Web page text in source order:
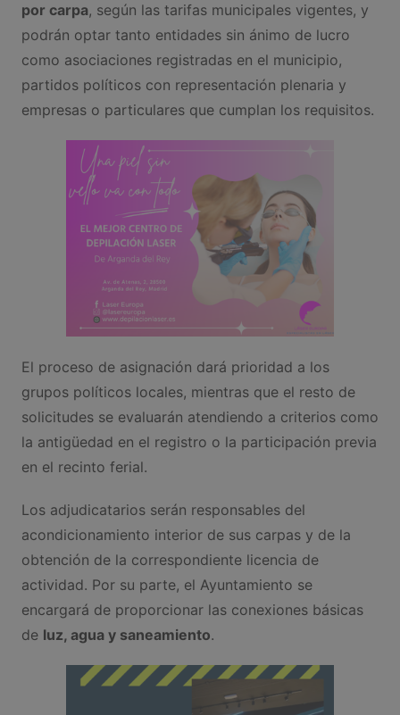
por carpa, según las tarifas municipales vigentes, y
podrán optar tanto entidades sin ánimo de lucro
como asociaciones registradas en el municipio,
partidos políticos con representación plenaria y
empresas o particulares que cumplan los requisitos.
El proceso de asignación dará prioridad a los
grupos políticos locales, mientras que el resto de
solicitudes se evaluarán atendiendo a criterios como
la antigüedad en el registro o la participación previa
en el recinto ferial.
Los adjudicatarios serán responsables del
acondicionamiento interior de sus carpas y de la
obtención de la correspondiente licencia de
actividad. Por su parte, el Ayuntamiento se
encargará de proporcionar las conexiones básicas
de luz, agua y saneamiento.